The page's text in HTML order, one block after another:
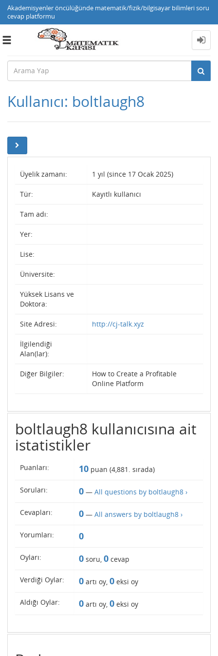
Akademisyenler öncülüğünde matematik/fizik/bilgisayar bilimleri soru
cevap platformu
Toggle
Kullanıcı: boltlaugh8
Üyelik zamanı: 1 yıl (since 17 Ocak 2025)
Tür: Kayıtlı kullanıcı
Tam adı:
Yer:
Lise:
Üniversite:
Yüksek Lisans ve
Doktora:
Site Adresi: http://cj-talk.xyz
İlgilendiği
Alan(lar):
Diğer Bilgiler:
How to Create a Profitable
Online Platform
boltlaugh8 kullanıcısına ait
istatistikler
Puanları: 10 puan (4,881 . sırada)
Soruları: 0 — All questions by boltlaugh8 ›
Cevapları: 0 — All answers by boltlaugh8 ›
Yorumları: 0
Oyları: 0 soru, 0 cevap
Verdiği Oylar: 0 artı oy, 0 eksi oy
Aldığı Oylar: 0 artı oy, 0 eksi oy